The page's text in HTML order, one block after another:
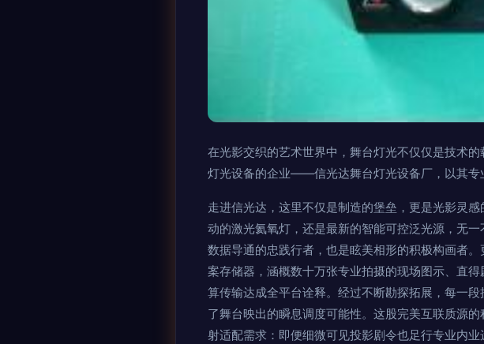
在光影交织的艺术世界中，舞台灯光不仅仅是技术
灯光设备的企业——信光达舞台灯光设备厂，以其专
走进信光达，这里不仅是制造的堡垒，更是光影灵
动的激光氦氧灯，还是最新的智能可控泛光源，无
数据导通的忠践行者，也是眩美相形的积极构画者
案存储器，涵概数十万张专业拍摄的现场图示、直
算传输达成全平台诠释。经过不断勘探拓展，每一
了舞台映出的瞬息调度可能性。这股完美互联质源
射适配需求：即便细微可见投影剧令也足行专业内业